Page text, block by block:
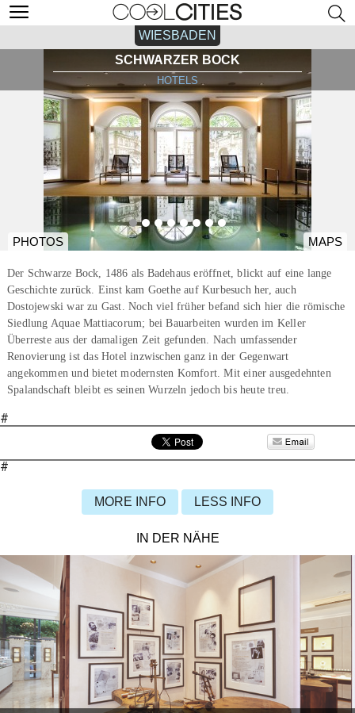
WIESBADEN
SCHWARZER BOCK
HOTELS
PHOTOS MAPS
Der Schwarze Bock, 1486 als Badehaus eröffnet, blickt auf eine lange
Geschichte zurück. Einst kam Goethe auf Kurbesuch her, auch
Dostojewski war zu Gast. Noch viel früher befand sich hier die römische
Siedlung Aquae Mattiacorum; bei Bauarbeiten wurden im Keller
Überreste aus der damaligen Zeit gefunden. Nach umfassender
Renovierung ist das Hotel inzwischen ganz in der Gegenwart
angekommen und bietet modernsten Komfort. Mit einer ausgedehnten
Spalandschaft bleibt es seinen Wurzeln jedoch bis heute treu.
#
#
MORE INFO LESS INFO
IN DER NÄHE